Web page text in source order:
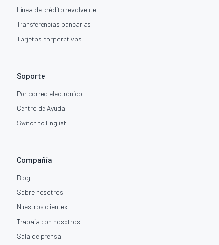
Línea de crédito revolvente
Transferencias bancarias
Tarjetas corporativas
Soporte
Por correo electrónico
Centro de Ayuda
Switch to English
Compañía
Blog
Sobre nosotros
Nuestros clientes
Trabaja con nosotros
Sala de prensa